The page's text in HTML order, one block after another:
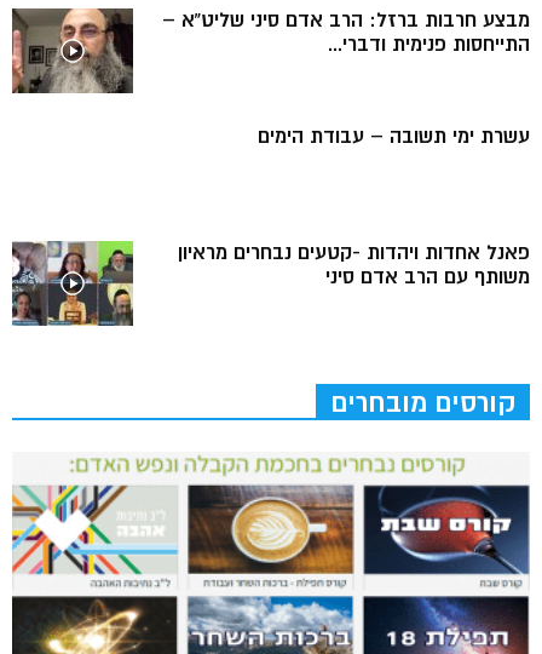
מבצע חרבות ברזל: הרב אדם סיני שליט”א –
התייחסות פנימית ודברי...
עשרת ימי תשובה – עבודת הימים
פאנל אחדות ויהדות -קטעים נבחרים מראיון
משותף עם הרב אדם סיני
קורסים מובחרים